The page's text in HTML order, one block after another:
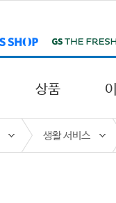
상품
생활 서비스